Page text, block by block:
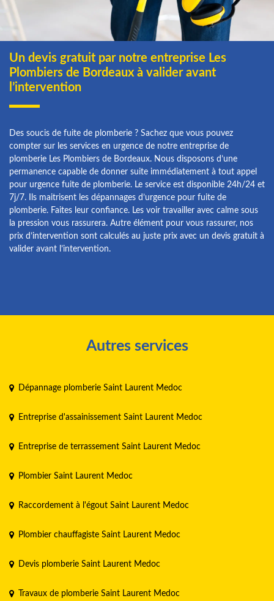
Un devis gratuit par notre entreprise Les
Plombiers de Bordeaux à valider avant
l’intervention
Des soucis de fuite de plomberie ? Sachez que vous pouvez
compter sur les services en urgence de notre entreprise de
plomberie Les Plombiers de Bordeaux. Nous disposons d’une
permanence capable de donner suite immédiatement à tout appel
pour urgence fuite de plomberie. Le service est disponible 24h/24 et
7j/7. Ils maitrisent les dépannages d’urgence pour fuite de
plomberie. Faites leur confiance. Les voir travailler avec calme sous
la pression vous rassurera. Autre élément pour vous rassurer, nos
prix d’intervention sont calculés au juste prix avec un devis gratuit à
valider avant l’intervention.
Autres services
Dépannage plomberie Saint Laurent Medoc
Entreprise d'assainissement Saint Laurent Medoc
Entreprise de terrassement Saint Laurent Medoc
Plombier Saint Laurent Medoc
Raccordement à l'égout Saint Laurent Medoc
Plombier chauffagiste Saint Laurent Medoc
Devis plomberie Saint Laurent Medoc
Travaux de plomberie Saint Laurent Medoc